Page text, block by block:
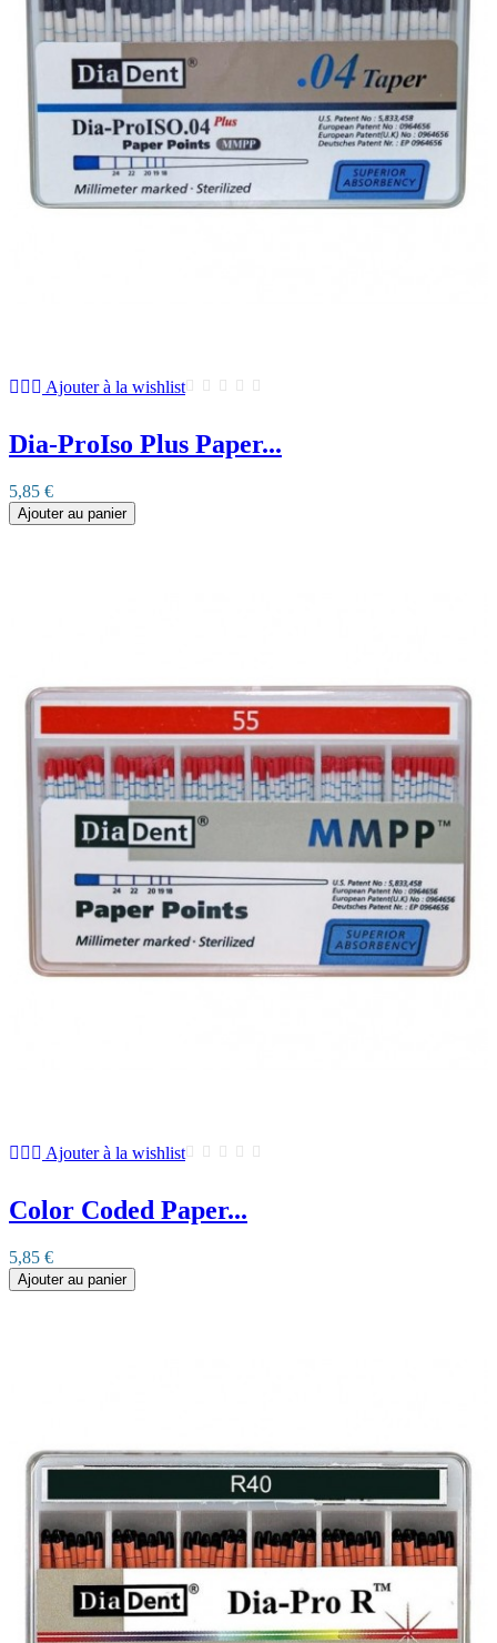
Ajouter à la wishlist
Dia-ProIso Plus Paper...
5,85 €
Ajouter au panier
Ajouter à la wishlist
Color Coded Paper...
5,85 €
Ajouter au panier